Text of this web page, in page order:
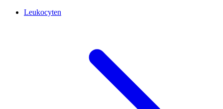
Leukocyten